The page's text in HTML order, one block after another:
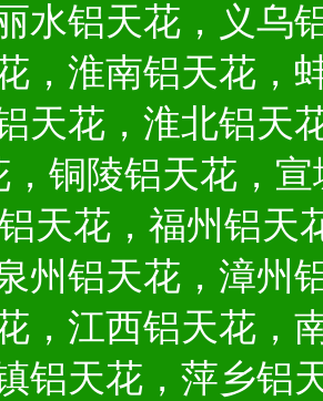
水铝天花，义乌
，淮南铝天花，
天花，淮北铝天
，铜陵铝天花，
天花，福州铝天
州铝天花，漳州
，江西铝天花，
铝天花，萍乡铝